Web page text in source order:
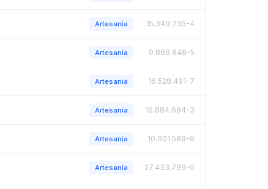
Artesanía 15.349.735-4
Artesanía 9.869.848-5
Artesanía 16.528.491-7
Artesanía 16.884.684-3
Artesanía 10.601.589-9
Artesanía 27.433.799-0